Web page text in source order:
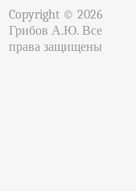
Copyright © 2026
Грибов А.Ю. Все
права защищены